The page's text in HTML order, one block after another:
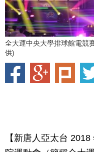
全大運中央大學排球館電競
供)
【新唐人亞太台